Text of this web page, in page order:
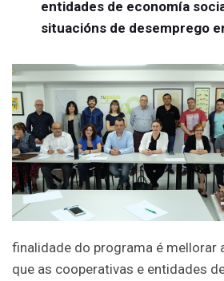
entidades de economía
situacións de desemprego
finalidade do programa é mellorar
que as cooperativas e entidades